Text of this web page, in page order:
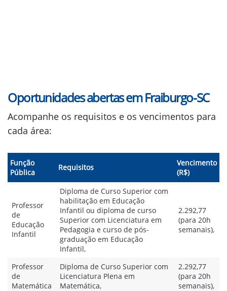
Oportunidades abertas em Fraiburgo-SC
Acompanhe os requisitos e os vencimentos para
cada área:
Função
Pública
Requisitos
Vencimento
(R$)
Professor
de
Educação
Infantil
Diploma de Curso Superior com
habilitação em Educação
Infantil ou diploma de curso
Superior com Licenciatura em
Pedagogia e curso de pós-
graduação em Educação
Infantil,
2.292,77
(para 20h
semanais),
Professor
de
Matemática
Diploma de Curso Superior com
Licenciatura Plena em
Matemática,
2.292,77
(para 20h
semanais),